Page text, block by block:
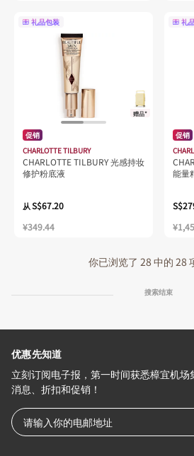
礼品包装
赠品*
促销
CHARLOTTE TILBURY
CHARLOTTE TILBURY 光感持妆
修护粉底液
从S$67.20
¥349.44
礼
促销
能量
你已浏览了 28 中的 28
搜索结束
优惠先知道
立刻订阅电子报，第一时间获悉樟宜机
消息、折扣和促销！